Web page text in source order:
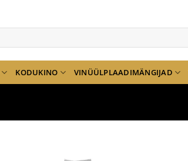
KODUKINO VINÜÜLPLAADIMÄNGIJAD